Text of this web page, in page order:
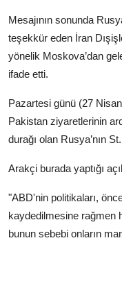
Mesajının sonunda
teşekkür eden İran
yönelik Moskova’dan
ifade etti.
Pazartesi günü (27
Pakistan ziyaretlerinin
durağı olan Rusya’nın
Arakçi burada yaptığı
"ABD'nin politikaları,
kaydedilmesine rağmen
bunun sebebi onların